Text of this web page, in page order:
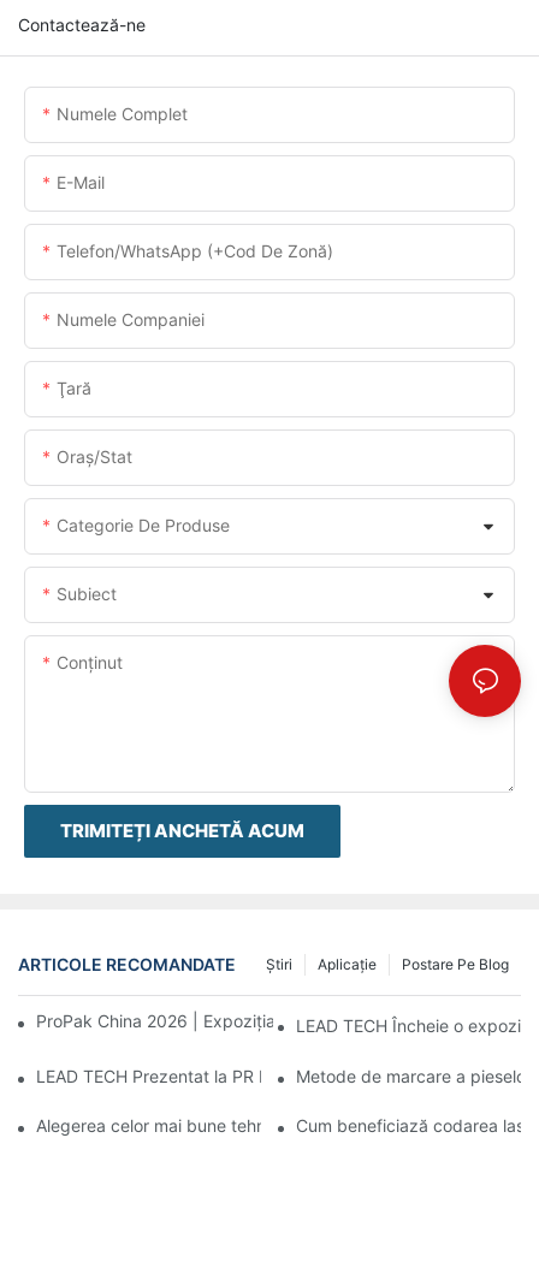
Contactează-ne
Numele Complet
E-Mail
Telefon/WhatsApp (+Cod De Zonă)
Numele Companiei
Ţară
Oraș/stat
Categorie De Produse
Subiect
Conţinut
TRIMITEȚI ANCHETĂ ACUM
ARTICOLE RECOMANDATE Postare Pe Blog
Aplicație
Ştiri
ProPak China 2026 | Expoziția se termină, serviciile noastre nu
LEAD TECH Încheie o
LEAD TECH Prezentat la PR Newswire, lansează soluții de
Metode de marcare a
Alegerea celor mai bune tehnologii pentru codificarea și
Cum beneficiază codarea